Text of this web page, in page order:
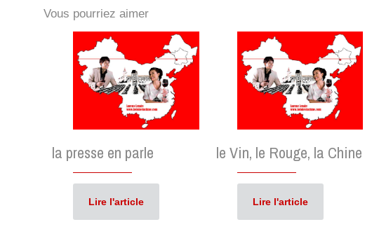
Vous pourriez aimer
la presse en parle
Lire l'article
le Vin, le Rouge, la Chine
Lire l'article